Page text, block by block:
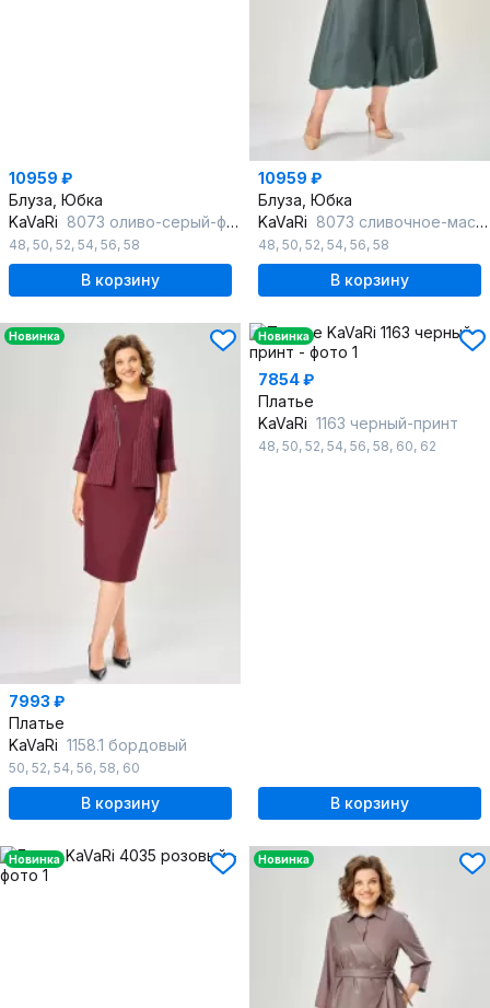
10959 ₽
Блуза, Юбка
KaVaRi 8073 оливо-серый-фиолетовый
48, 50, 52, 54, 56, 58
В корзину
10959 ₽
Блуза, Юбка
KaVaRi 8073 сливочное-масло-хаки
48, 50, 52, 54, 56, 58
В корзину
Новинка
7993 ₽
Платье
KaVaRi 1158.1 бордовый
50, 52, 54, 56, 58, 60
В корзину
Новинка
7854 ₽
Платье
KaVaRi 1163 черный-принт
48, 50, 52, 54, 56, 58, 60, 62
В корзину
Новинка Новинка